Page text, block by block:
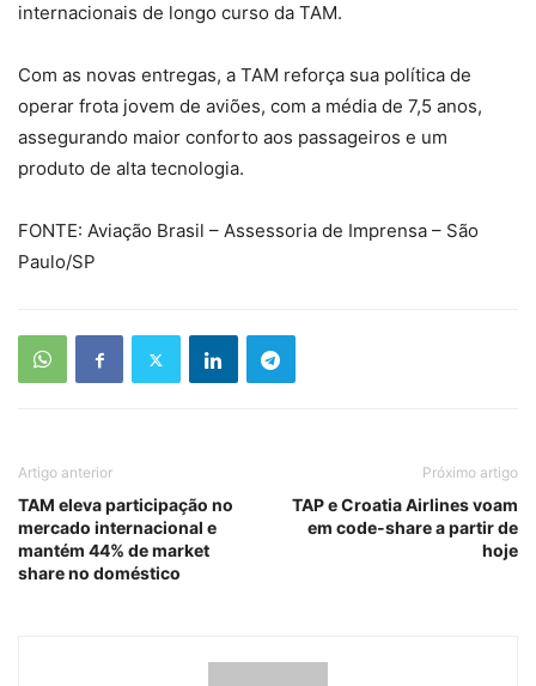
internacionais de longo curso da TAM.
Com as novas entregas, a TAM reforça sua política de
operar frota jovem de aviões, com a média de 7,5 anos,
assegurando maior conforto aos passageiros e um
produto de alta tecnologia.
FONTE: Aviação Brasil – Assessoria de Imprensa – São
Paulo/SP
Artigo anterior
TAM eleva participação no
mercado internacional e
mantém 44% de market
share no doméstico
Próximo artigo
TAP e Croatia Airlines voam
em code-share a partir de
hoje